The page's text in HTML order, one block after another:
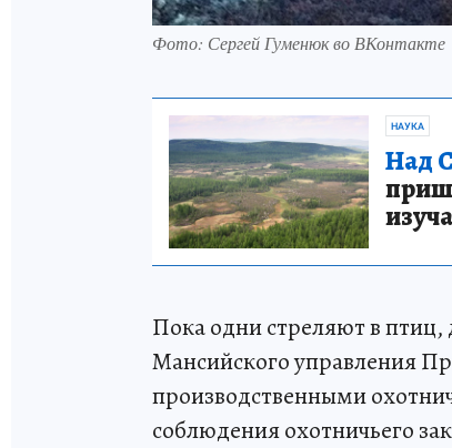
Фото: Сергей Гуменюк во ВКонтакте
НАУКА
Над
Пока одни стреляют в
Мансийского управления
производственными
соблюдения охотничьего